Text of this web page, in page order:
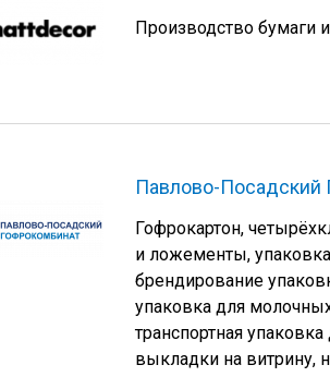
Производство бумаги
Павлово-Посадский
Гофрокартон,
и ложементы,
брендирование
упаковка для
транспортная
выкладки на витрину,